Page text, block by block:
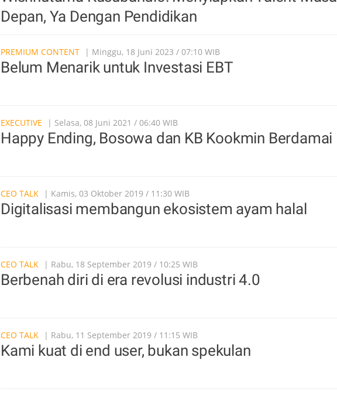
Depan, Ya Dengan Pendidikan
PREMIUM CONTENT | Minggu, 18 Juni 2023 / 07:10 WIB
Belum Menarik untuk Investasi EBT
EXECUTIVE | Selasa, 08 Juni 2021 / 06:40 WIB
Happy Ending, Bosowa dan KB Kookmin Berdamai
CEO TALK | Kamis, 03 Oktober 2019 / 11:30 WIB
Digitalisasi membangun ekosistem ayam halal
CEO TALK | Rabu, 18 September 2019 / 10:25 WIB
Berbenah diri di era revolusi industri 4.0
CEO TALK | Rabu, 11 September 2019 / 11:15 WIB
Kami kuat di end user, bukan spekulan